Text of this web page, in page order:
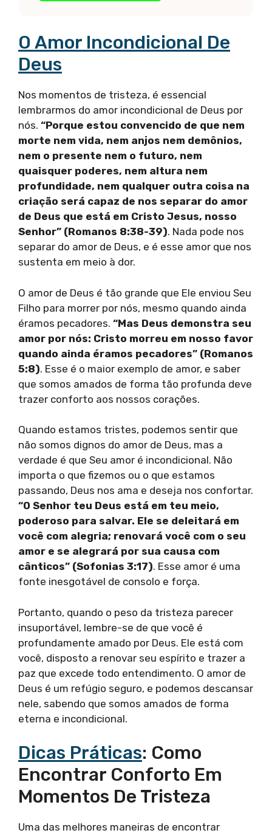
O Amor Incondicional De
Deus
Nos momentos de tristeza, é essencial
lembrarmos do amor incondicional de Deus por
nós. “Porque estou convencido de que nem
morte nem vida, nem anjos nem demônios,
nem o presente nem o futuro, nem
quaisquer poderes, nem altura nem
profundidade, nem qualquer outra coisa na
criação será capaz de nos separar do amor
de Deus que está em Cristo Jesus, nosso
Senhor” (Romanos 8:38-39). Nada pode nos
separar do amor de Deus, e é esse amor que nos
sustenta em meio à dor.
O amor de Deus é tão grande que Ele enviou Seu
Filho para morrer por nós, mesmo quando ainda
éramos pecadores. “Mas Deus demonstra seu
amor por nós: Cristo morreu em nosso favor
quando ainda éramos pecadores” (Romanos
5:8). Esse é o maior exemplo de amor, e saber
que somos amados de forma tão profunda deve
trazer conforto aos nossos corações.
Quando estamos tristes, podemos sentir que
não somos dignos do amor de Deus, mas a
verdade é que Seu amor é incondicional. Não
importa o que fizemos ou o que estamos
passando, Deus nos ama e deseja nos confortar.
“O Senhor teu Deus está em teu meio,
poderoso para salvar. Ele se deleitará em
você com alegria; renovará você com o seu
amor e se alegrará por sua causa com
cânticos” (Sofonias 3:17). Esse amor é uma
fonte inesgotável de consolo e força.
Portanto, quando o peso da tristeza parecer
insuportável, lembre-se de que você é
profundamente amado por Deus. Ele está com
você, disposto a renovar seu espírito e trazer a
paz que excede todo entendimento. O amor de
Deus é um refúgio seguro, e podemos descansar
nele, sabendo que somos amados de forma
eterna e incondicional.
Dicas Práticas: Como
Encontrar Conforto Em
Momentos De Tristeza
Uma das melhores maneiras de encontrar